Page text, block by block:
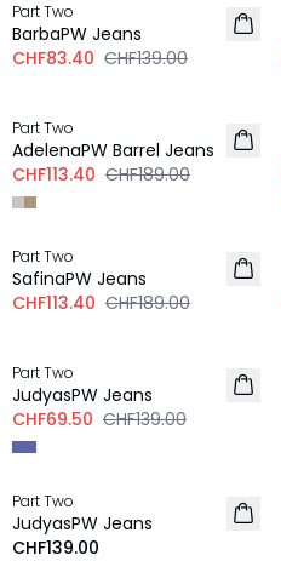
Part Two
BarbaPW Jeans
CHF83.40 CHF139.00
Part Two
AdelenaPW Barrel Jeans
CHF113.40 CHF189.00
-40%
Part Two
SafinaPW Jeans
CHF113.40 CHF189.00
Part Two
JudyasPW Jeans
CHF69.50 CHF139.00
Part Two
JudyasPW Jeans
CHF139.00